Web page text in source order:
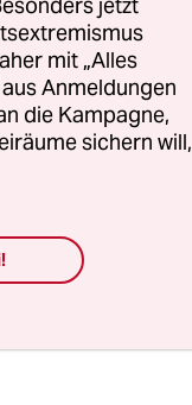
mit „Alles
Anmeldungen
die Kampagne,
sichern will,